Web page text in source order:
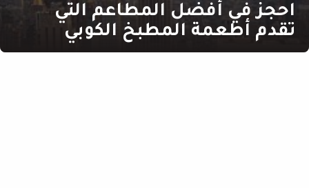
احجز في أفضل المطاعم التي
تقدم أطعمة المطبخ الكوبي